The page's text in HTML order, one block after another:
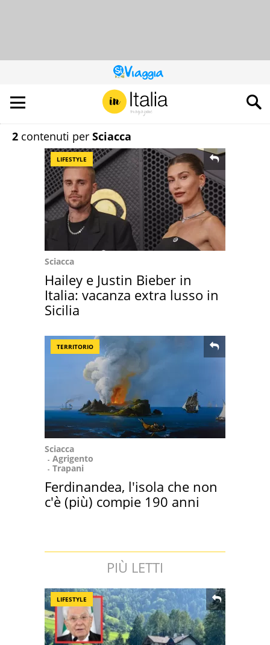
QUESTO
SITO
CONTRIBUISCE
ALL’AUDIENCE
DI
2 contenuti per Sciacca
LIFESTYLE
Sciacca
Hailey e Justin Bieber in
Italia: vacanza extra lusso in
Sicilia
TERRITORIO
Sciacca
Agrigento
Trapani
Ferdinandea, l'isola che non
c'è (più) compie 190 anni
PIÙ LETTI
LIFESTYLE